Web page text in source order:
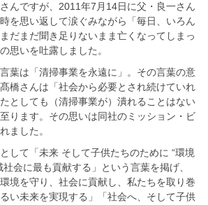
んですが、2011年7月14日に父・良一さん
を思い返して涙ぐみながら「毎日、いろん
だまだ聞き足りないまま亡くなってしまっ
思いを吐露しました。
葉は「清掃事業を永遠に」。その言葉の意
橋さんは「社会から必要とされ続けていれ
としても（清掃事業が）潰れることはない
ります。その思いは同社のミッション・ビ
ました。
して「未来 そして子供たちのために “環境
会に最も貢献する」という言葉を掲げ、
境を守り、社会に貢献し、私たちを取り巻
い未来を実現する」「社会へ、そして子供